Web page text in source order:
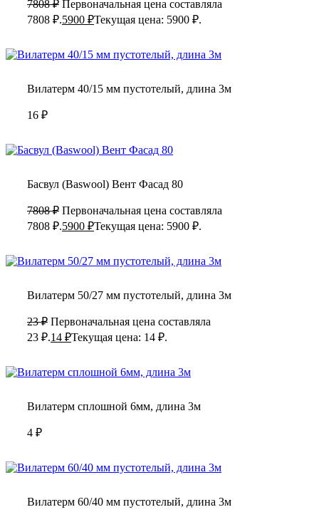
7808₽ Первоначальная цена составляла
7808 ₽.5900 ₽Текущая цена: 5900 ₽.
Вилатерм 40/15 мм пустотелый, длина 3м
16 ₽
Басвул (Baswool) Вент Фасад 80
7808₽ Первоначальная цена составляла
7808 ₽.5900 ₽Текущая цена: 5900 ₽.
Вилатерм 50/27 мм пустотелый, длина 3м
23₽ Первоначальная цена составляла
23 ₽.14 ₽Текущая цена: 14 ₽.
Вилатерм сплошной 6мм, длина 3м
4 ₽
Вилатерм 60/40 мм пустотелый, длина 3м